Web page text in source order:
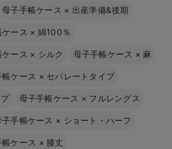
母子手帳ケース × 出産準備&後期
ース × 綿100％
ース × シルク 母子手帳ケース × 麻
ケース × セパレートタイプ
母子手帳ケース × フルレングス
子手帳ケース × ショート・ハーフ
ケース × 膝丈